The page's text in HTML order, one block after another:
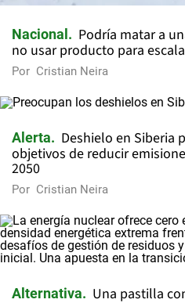
Nacional
Podría matar a
no usar producto para
Por Cristian Neira
Alerta
Deshielo en Siberia
objetivos de reducir
2050
Por Cristian Neira
Alternativa
Una pastilla